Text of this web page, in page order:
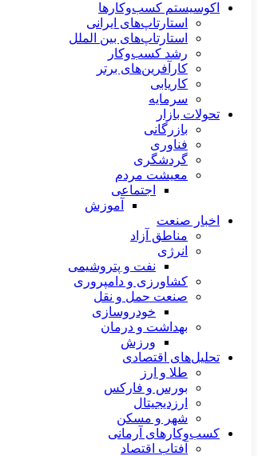
اکوسیستم کسب‌وکارها
استارتاپ‌های ایرانی
استارتاپ‌های بین الملل
رشد کسب‌وکار
کارآفرین‌های برتر
کاریابی
سرمایه
تحولات بازار
بازرگانی
فناوری
گردشگری
معیشت مردم
اجتماعی
آموزش
اخبار صنعت
مناطق آزاد
انرژی
نفت و پتروشیمی
کشاورزی و دامپروری
صنعت حمل و نقل
خودروسازی
بهداشت و درمان
ورزش
تحلیل‌های اقتصادی
طلا و ارز
بورس و فارکس
ارزدیجیتال
شهر و مسکن
کسب‌وکارهای آرمانی
آفتاب اقتصاد